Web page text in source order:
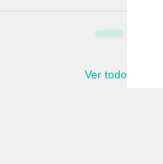
Ver todo